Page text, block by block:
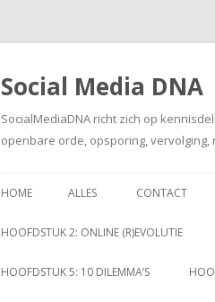
Social Media DNA
SocialMediaDNA richt zich op
openbare orde, opsporing,
HOME ALLES CONTACT
HOOFDSTUK 2: ONLINE (R)EVOLUTIE
HOOFDSTUK 5: 10 DILEMMA’S